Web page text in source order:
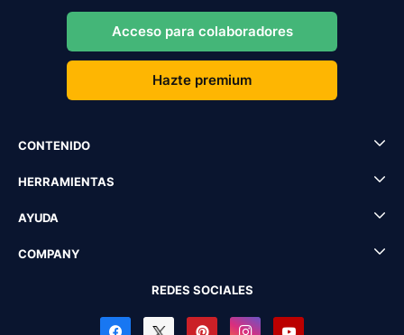
Acceso para colaboradores
Hazte premium
CONTENIDO
HERRAMIENTAS
AYUDA
COMPANY
REDES SOCIALES